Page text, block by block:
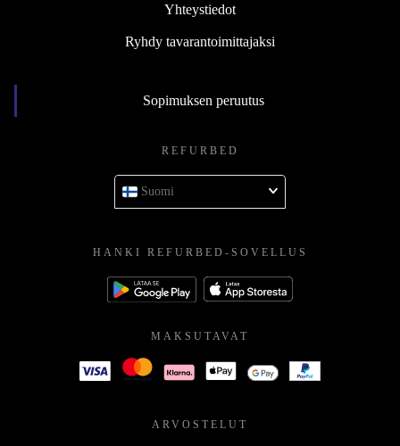
Yhteystiedot
Ryhdy tavarantoimittajaksi
Sopimuksen peruutus
REFURBED
Suomi
HANKI REFURBED-SOVELLUS
MAKSUTAVAT
ARVOSTELUT